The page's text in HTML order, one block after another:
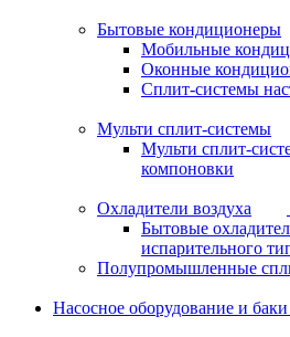
Бытовые кондиционеры
Мобильные
Оконные
Сплит-системы
Мульти сплит-системы
Мульти сплит-
компоновки
Охладители воздуха
Бытовые
испарительного
Полупромышленные
Насосное оборудование и